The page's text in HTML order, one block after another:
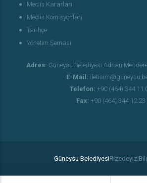
Meclis Kararları
Meclis Komisyonları
Tarihçe
Yönetim Şeması
Adres: Güneysu Belediyesi Adnan
E-Mail:
Telefon: +90 (464) 344 11
Fax: +90 (464) 344 12 23
Güneysu BelediyesiRizedeyiz